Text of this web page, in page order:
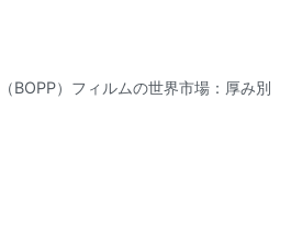
BOPP）フィルムの世界市場：厚み別